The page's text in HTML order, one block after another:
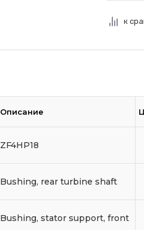
к
Описание
ZF4HP18
Bushing, rear turbine shaft
Bushing, stator support, front